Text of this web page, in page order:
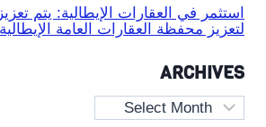
استثمر في العقارات الإيطالية: يتم
لتعزيز محفظة العقارات العامة
ARCHIVES
Archives